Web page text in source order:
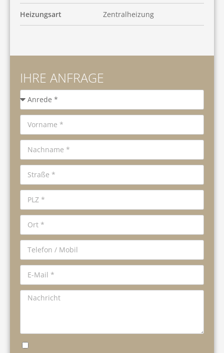
Heizungsart Zentralheizung
IHRE ANFRAGE